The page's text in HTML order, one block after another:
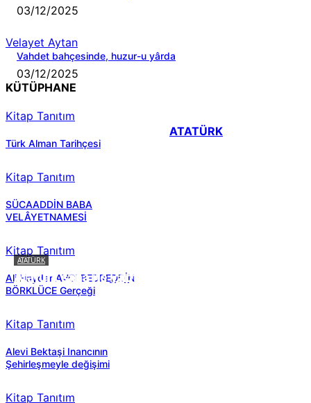
03/12/2025
Velayet Aytan
Vahdet bahçesinde, huzur-u yârda
03/12/2025
KÜTÜPHANE
Kitap Tanıtım
Türk Alman Tarihçesi
Kitap Tanıtım
SÜCAADDİN BABA
VELÂYETNAMESİ
Kitap Tanıtım
Ali Haydar AVCI BEDREDDİN
BÖRKLÜCE Gerçeği
Kitap Tanıtım
Alevi Bektaşi Inancının
Şehirleşmeyle değişimi
Kitap Tanıtım
ATATÜRK
ATATÜRK
Atatürk sana ne yaptı?